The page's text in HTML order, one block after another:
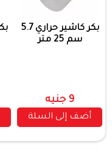
بكر كاشير حراري 5.7
سم 25 متر
9 جنيه
أضف إلى السلة